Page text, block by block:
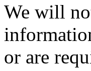
We will
or are